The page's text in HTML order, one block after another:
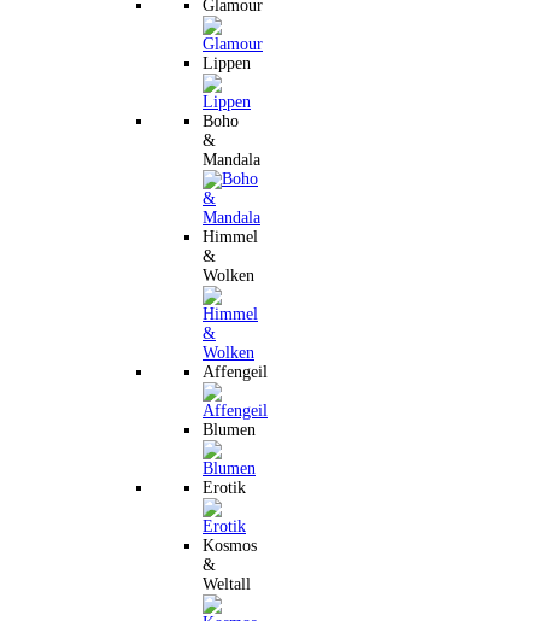
Glamour
Lippen
Boho
&
Mandala
Himmel
&
Wolken
Affengeil
Blumen
Erotik
Kosmos
&
Weltall